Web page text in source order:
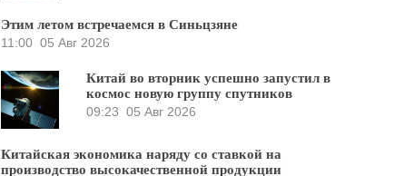
Этим летом встречаемся в Синьцзяне
11:00 05 Авг 2026
Китай во вторник успешно запустил в
космос новую группу спутников
09:23 05 Авг 2026
Китайская экономика наряду со ставкой на
производство высокачественной продукции